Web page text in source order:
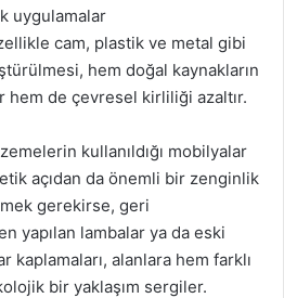
uygulamalar
cam, plastik ve metal gibi
hem doğal kaynakların
hem de çevresel kirliliği azaltır.
kullanıldığı mobilyalar
açıdan da önemli bir zenginlik
gerekirse, geri
yapılan lambalar ya da eski
kaplamaları, alanlara hem farklı
bir yaklaşım sergiler.